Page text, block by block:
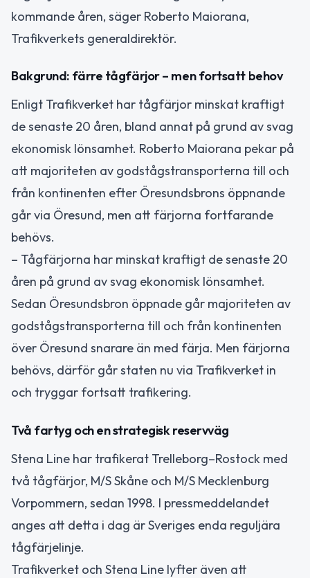
kommande åren, säger Roberto Maiorana,
Trafikverkets generaldirektör.
Bakgrund: färre tågfärjor – men fortsatt behov
Enligt Trafikverket har tågfärjor minskat kraftigt
de senaste 20 åren, bland annat på grund av svag
ekonomisk lönsamhet. Roberto Maiorana pekar på
att majoriteten av godstågstransporterna till och
från kontinenten efter Öresundsbrons öppnande
går via Öresund, men att färjorna fortfarande
behövs.
– Tågfärjorna har minskat kraftigt de senaste 20
åren på grund av svag ekonomisk lönsamhet.
Sedan Öresundsbron öppnade går majoriteten av
godstågstransporterna till och från kontinenten
över Öresund snarare än med färja. Men färjorna
behövs, därför går staten nu via Trafikverket in
och tryggar fortsatt trafikering.
Två fartyg och en strategisk reservväg
Stena Line har trafikerat Trelleborg–Rostock med
två tågfärjor, M/S Skåne och M/S Mecklenburg
Vorpommern, sedan 1998. I pressmeddelandet
anges att detta i dag är Sveriges enda reguljära
tågfärjelinje.
Trafikverket och Stena Line lyfter även att